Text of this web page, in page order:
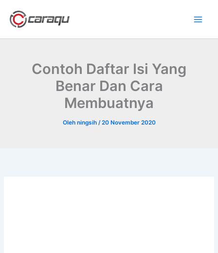
konten
Contoh Daftar Isi Yang
Benar Dan Cara
Membuatnya
Oleh ningsih /20 November 2020